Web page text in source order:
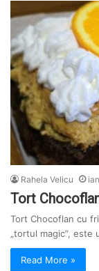
Rahela Velicu
Tort
Tort Chocoflan cu
„tortul magic”,
Read More »